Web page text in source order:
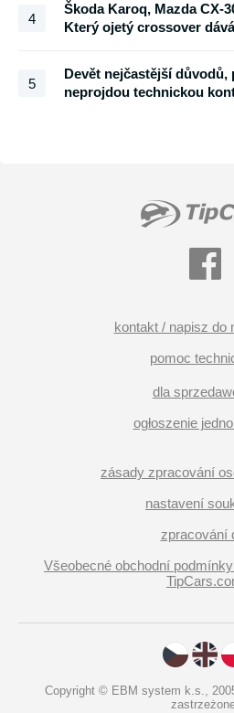
4
Škoda Karoq, Mazda CX-
Který ojetý crossover
5
Devět nejčastější důvodů,
neprojdou technickou
kontakt / napisz do
pomoc
dla
ogłoszenie
zásady zpracování
nastavení
zpracování
Všeobecné obchodní
Copyright © EBM system k.s.,